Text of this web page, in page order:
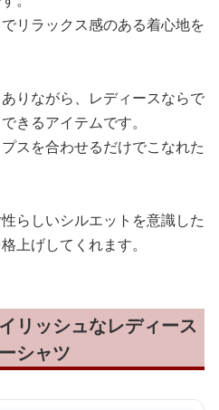
リラックス感のある着心地を
りながら、レディースならで
きるアイテムです。
スを合わせるだけでこなれた
らしいシルエットを意識した
上げしてくれます。
リッシュなレディース
シャツ